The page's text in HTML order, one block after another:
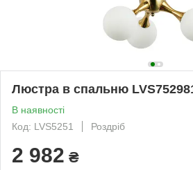
Люстра в спальню
В наявності
Код: LVS5251
Роздріб
2 982 ₴